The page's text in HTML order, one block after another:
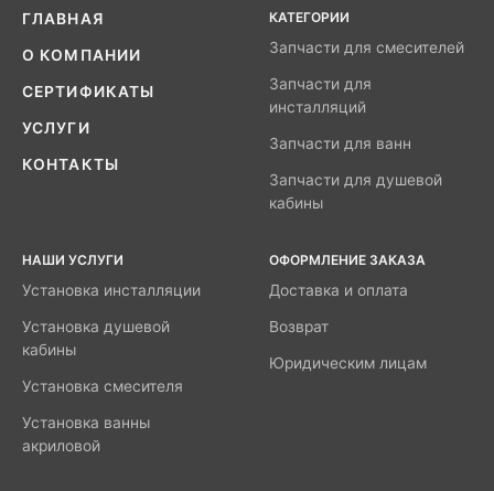
ГЛАВНАЯ
О КОМПАНИИ
СЕРТИФИКАТЫ
УСЛУГИ
КОНТАКТЫ
КАТЕГОРИИ
Запчасти для смесителей
Запчасти для
инсталляций
Запчасти для ванн
Запчасти для душевой
кабины
НАШИ УСЛУГИ
Установка инсталляции
Установка душевой
кабины
Установка смесителя
Установка ванны
акриловой
ОФОРМЛЕНИЕ ЗАКАЗА
Доставка и оплата
Возврат
Юридическим лицам